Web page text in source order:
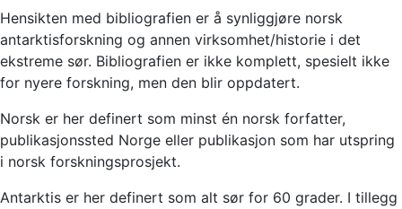
Hensikten med bibliografien er å synliggjøre norsk
antarktisforskning og annen virksomhet/historie i det
ekstreme sør. Bibliografien er ikke komplett, spesielt ikke
for nyere forskning, men den blir oppdatert.
Norsk er her definert som minst én norsk forfatter,
publikasjonssted Norge eller publikasjon som har utspring
i norsk forskningsprosjekt.
Antarktis er her definert som alt sør for 60 grader. I tillegg